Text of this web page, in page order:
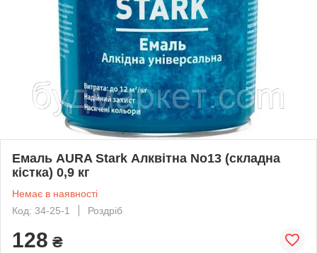
Емаль AURA Stark Алквітна No13 (складна
кістка) 0,9 кг
Немає в наявності
Код: 34-25-1
Роздріб
128 ₴